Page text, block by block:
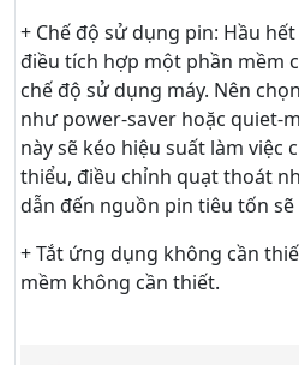
+ Chế độ sử dụng pin: Hầu
điều tích hợp một phần mềm
chế độ sử dụng máy. Nên
như power-saver hoặc quiet-
này sẽ kéo hiệu suất làm việc
thiểu, điều chỉnh quạt thoát
dẫn đến nguồn pin tiêu tốn sẽ
+ Tắt ứng dụng không cần
mềm không cần thiết.